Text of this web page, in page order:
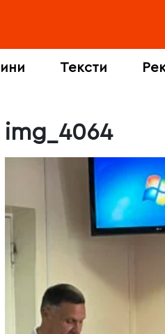
Тексти
img_4064